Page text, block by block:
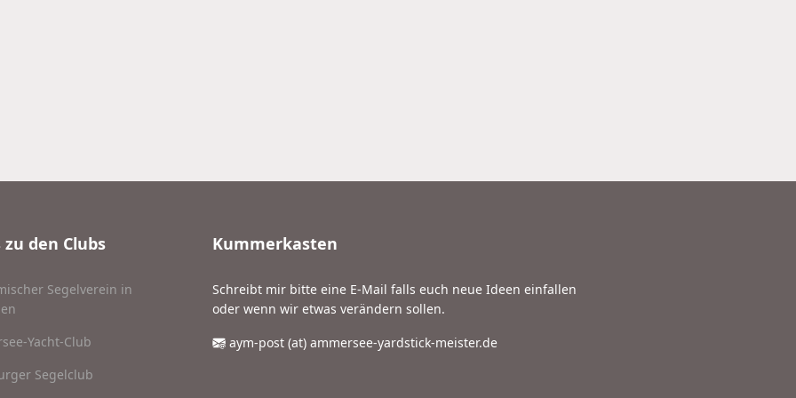
den Clubs
Segelverein in
Yacht-Club
Segelclub
Kummerkasten
Schreibt mir bitte eine E-Mail falls euch neue Ideen einfallen
oder wenn wir etwas verändern sollen.
aym-post (at) ammersee-yardstick-meister.de